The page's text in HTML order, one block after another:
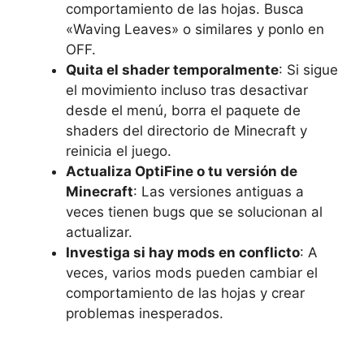
comportamiento de las hojas. Busca
«Waving Leaves» o similares y ponlo en
OFF.
Quita el shader temporalmente: Si sigue
el movimiento incluso tras desactivar
desde el menú, borra el paquete de
shaders del directorio de Minecraft y
reinicia el juego.
Actualiza OptiFine o tu versión de
Minecraft: Las versiones antiguas a
veces tienen bugs que se solucionan al
actualizar.
Investiga si hay mods en conflicto: A
veces, varios mods pueden cambiar el
comportamiento de las hojas y crear
problemas inesperados.